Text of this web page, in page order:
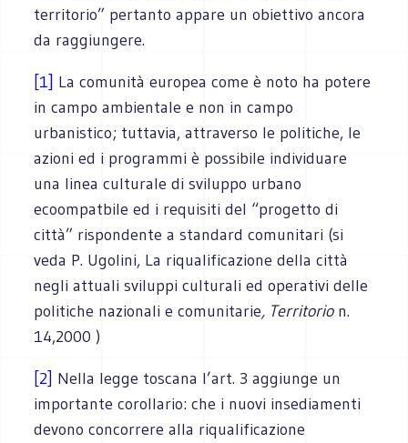
territorio” pertanto appare un obiettivo ancora
da raggiungere.
[1] La comunità europea come è noto ha potere
in campo ambientale e non in campo
urbanistico; tuttavia, attraverso le politiche, le
azioni ed i programmi è possibile individuare
una linea culturale di sviluppo urbano
ecoompatbile ed i requisiti del “progetto di
città” rispondente a standard comunitari (si
veda P. Ugolini, La riqualificazione della città
negli attuali sviluppi culturali ed operativi delle
politiche nazionali e comunitarie, Territorion.
14,2000 )
[2] Nella legge toscana l’art. 3 aggiunge un
importante corollario: che i nuovi insediamenti
devono concorrere alla riqualificazione